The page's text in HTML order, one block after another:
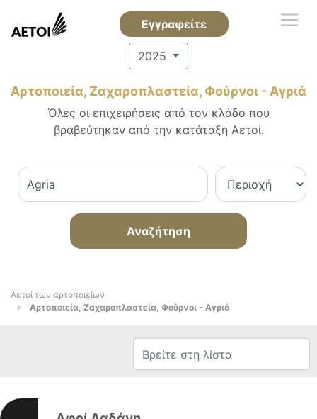
Εγγραφείτε
2025
Αρτοποιεία, Ζαχαροπλαστεία, Φούρνοι - Αγριά
Όλες οι επιχειρήσεις από τον κλάδο που
βραβεύτηκαν από την κατάταξη Αετοί.
Αναζήτηση
Αετοί των αρτοποιείων
Αρτοποιεία, Ζαχαροπλαστεία, Φούρνοι - Αγριά